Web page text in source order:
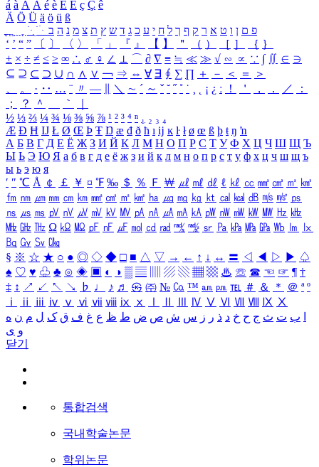
á à Á À é è É È ç Ç ê
Ä Ö Ü ä ö ü ß
ִֶֹ ֻּ ׁׂ פ ם ן ו ט א ר ק ף ך ל ח י ע כ ג ד ש ץ ת צ מ נ ה ב
‘ ’ “ ” 〔 〕 〈 〉 「 」 『 』 【 】 ＂ （ ） ［ ］ ｛ ｝
± × ÷ ≠ ≤ ≥ ∞ ∴ ♂ ♀ ∠ ⊥ ⌒ ∂ ∇ ≡ ≒ ≪ ≫ √ ∽ ∝ ∵ ∫ ∬ ∈ ∋
⊆ ⊇ ⊂ ⊃ ∪ ∩ ∧ ∨ ￢ ⇒ ⇔ ∀ ∃ ∮ ∑ ∏ ＋ － ＜ ＝
＞
、
。 · ‥ … ¨ 〃 ― ＼ ∼ ´ ～ ˇ ˘ ˝ ˚ ˙ ¸ ¡ ¿ ː ！ ＇ ， ． ／
：
；
？ ＾ ｀
½ ⅓ ⅔ ¼ ¾ ⅛ ⅜ ⅝ ⅞ ¹ ² ³ ⁴ ⁿ ₁ ₂ ₃ ₄
Æ Ð Ħ Ĳ Ł Ø Œ Þ Ŧ Ŋ æ đ ð ħ ı ĳ ĸ ŀ ł ø œ ß þ ŧ ŋ ŉ
А Б В Г Д Е Ё Ж З И Й К Л М Н О П Р С Т У Ф Х Ц Ч Ш Щ Ъ
Ы Ь Э Ю Я а б в г д е ё ж з и й к л м н о п р с т у ф х ц ч ш щ ъ
ы ь э ю я
′ ″ ℃ Å ￠ ￡ ￥ ¤ ℉ ‰ ＄ ％ Ｆ ￦ ㎕ ㎖ ㎗ ℓ ㎘ ㏄ ㎣ ㎤ ㎥ ㎦
㎙ ㎚ ㎛ ㎜ ㎝ ㎞ ㎟ ㎠ ㎡ ㎢ ㏊ ㎍ ㎎ ㎏ ㏏ ㎈ ㎉ ㏈ ㎧ ㎨ ㎰
㎱ ㎲ ㎳ ㎴ ㎵ ㎶ ㎷ ㎸ ㎹ ㎀ ㎁ ㎂ ㎃ ㎄ ㎺ ㎻ ㎽ ㎾ ㎿ ㎐ ㎑
㎒ ㎓ ㎔ Ω ㏀ ㏁ ㎊ ㎋ ㎌ ㏖ ㏅ ㎭ ㎮ ㎯ ㏛ ㎩ ㎪ ㎫ ㎬ ㏝ ㏐
㏓
㏃ ㏉ ㏜ ㏆
§ ※ ☆ ★ ○ ● ◎ ◇ ◆ □ ■ △ ▽ → ← ↑ ↓ ↔ 〓 ◁ ◀ ▷ ▶ ♤
♠ ♡ ♥ ♧ ♣ ⊙ ◈ ▣ ◐ ◑ ▒ ▤ ▨ ▧ ▦ ▩ ♨ ☏ ☎ ☜ ☞ ¶ †
‡ ↕ ↗ ↙ ↖ ↘ ♭ ♩ ♪ ♬ ㉿ ㈜ № ㏇ ™ ㏂ ㏘ ℡ ＃ ＆ ＊ ＠ ª º
ⅰ
ⅱ ⅲ ⅳ ⅴ ⅵ ⅶ ⅷ ⅸ ⅹ Ⅳ Ⅴ Ⅵ Ⅶ Ⅷ Ⅸ Ⅹ
ب ت ث ج ح خ د ذ ر ز س ش ص ض ط ظ ع غ ف ق ک ل م ن ه
و ی
닫기
통합검색
국내학술논문
학위논문